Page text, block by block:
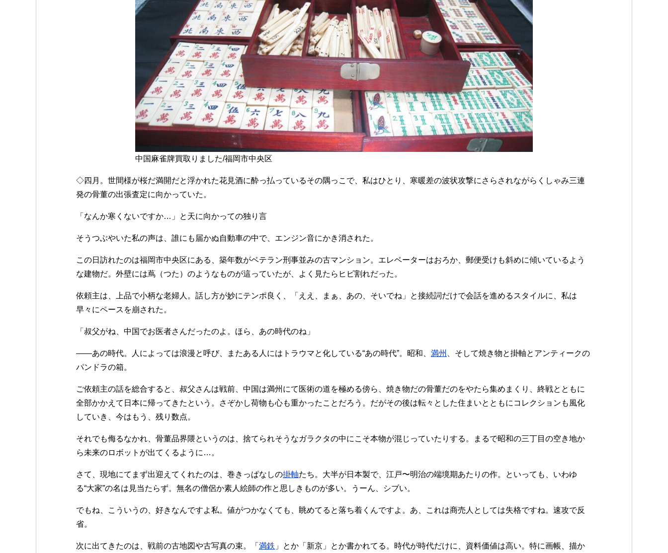
中国麻雀牌買取りました/福岡市中央区
◇四月。世間様が桜だ満開だと浮かれた花見酒に酔っ払っているその隅っこで、私はひとり、寒暖差の波状攻撃にさらされながらくしゃみ三連
発の骨董の出張査定に向かっていた。
「なんか寒くないですか…」と天に向かっての独り言
そうつぶやいた私の声は、誰にも届かぬ自動車の中で、エンジン音にかき消された。
この日訪れたのは福岡市中央区にある、築年数がベテラン刑事並みの古マンション。エレベーターはおろか、郵便受けも斜めに傾いているよう
な建物だ。外壁には蔦（つた）のようなものが這っていたが、よく見たらヒビ割れだった。
依頼主は、上品で小柄な老婦人。話し方が妙にテンポ良く、「ええ、まぁ、あの、そいでね」と接続詞だけで会話を進めるスタイルに、私は
早々にペースを崩された。
「叔父がね、中国でお医者さんだったのよ。ほら、あの時代のね」
——あの時代。人によっては浪漫と呼び、またある人にはトラウマと化している“あの時代”。昭和、 満州
、そして焼き物と掛軸とアンティークの
パンドラの箱。
ご依頼主の話を総合すると、叔父さんは戦前、中国は満州にて医術の道を極める傍ら、焼き物だの骨董だのをやたら集めまくり、終戦とともに
全部かかえて日本に帰ってきたという。さぞかし荷物も心も重かったことだろう。だがその後は転々とした住まいとともにコレクションも風化
していき、今はもう、残り数点。
それでも侮るなかれ、骨董品界隈というのは、捨てられそうなガラクタの中にこそ本物が混じっていたりする。まるで昭和の三丁目の空き地か
ら未来のロボットが出てくるように…。
さて、現地にてまず出迎えてくれたのは、巻きっぱなしの掛軸たち。大半が日本製で、江戸〜明治の端境期あたりの作。といっても、いわゆ
る“大家”の名は見当たらず。無名の僧侶か素人絵師の作と思しきものが多い。うーん、シブい。
でもね、こういうの、好きなんですよ私。値がつかなくても、眺めてると落ち着くんですよ。あ、これは商売人としては失格ですね。速攻で反
省。
次に出てきたのは、戦前の古地図や古写真の束。「 満鉄 」とか「新京」とか書かれてる。時代が時代だけに、資料価値は高い。特に画帳、描か